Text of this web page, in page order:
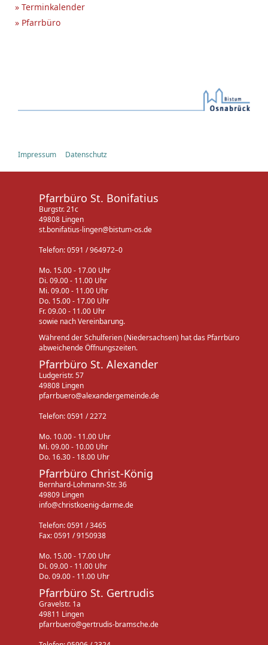
» Terminkalender
» Pfarrbüro
Impressum Datenschutz
Pfarrbüro St. Bonifatius
Burgstr. 21c
49808 Lingen
st.bonifatius-lingen@bistum-os.de
Telefon: 0591 / 964972–0
Mo. 15.00 - 17.00 Uhr
Di. 09.00 - 11.00 Uhr
Mi. 09.00 - 11.00 Uhr
Do. 15.00 - 17.00 Uhr
Fr. 09.00 - 11.00 Uhr
sowie nach Vereinbarung.
Während der Schulferien (Niedersachsen) hat das Pfarrbüro
abweichende Öffnungszeiten.
Pfarrbüro St. Alexander
Ludgeristr. 57
49808 Lingen
pfarrbuero@alexandergemeinde.de
Telefon: 0591 / 2272
Mo. 10.00 - 11.00 Uhr
Mi. 09.00 - 10.00 Uhr
Do. 16.30 - 18.00 Uhr
Pfarrbüro Christ-König
Bernhard-Lohmann-Str. 36
49809 Lingen
info@christkoenig-darme.de
Telefon: 0591 / 3465
Fax: 0591 / 9150938
Mo. 15.00 - 17.00 Uhr
Di. 09.00 - 11.00 Uhr
Do. 09.00 - 11.00 Uhr
Pfarrbüro St. Gertrudis
Gravelstr. 1a
49811 Lingen
pfarrbuero@gertrudis-bramsche.de